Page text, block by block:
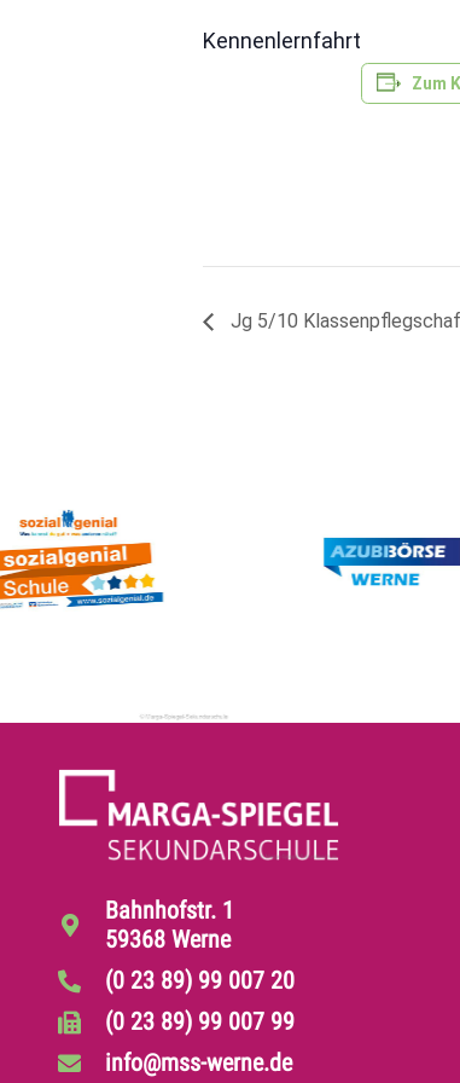
Kennenlernfahrt
Zum
Jg 5/10
Bahnhofstr. 1
59368 Werne
(0 23 89) 99 007 20
(0 23 89) 99 007 99
info@mss-werne.de